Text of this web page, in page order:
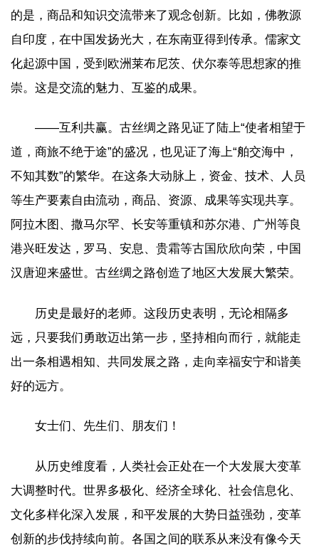
的是，商品和知识交流带来了观念创新。比如，佛教源
自印度，在中国发扬光大，在东南亚得到传承。儒家文
化起源中国，受到欧洲莱布尼茨、伏尔泰等思想家的推
崇。这是交流的魅力、互鉴的成果。
——互利共赢。古丝绸之路见证了陆上“使者相望于
道，商旅不绝于途”的盛况，也见证了海上“舶交海中，
不知其数”的繁华。在这条大动脉上，资金、技术、人员
等生产要素自由流动，商品、资源、成果等实现共享。
阿拉木图、撒马尔罕、长安等重镇和苏尔港、广州等良
港兴旺发达，罗马、安息、贵霜等古国欣欣向荣，中国
汉唐迎来盛世。古丝绸之路创造了地区大发展大繁荣。
历史是最好的老师。这段历史表明，无论相隔多
远，只要我们勇敢迈出第一步，坚持相向而行，就能走
出一条相遇相知、共同发展之路，走向幸福安宁和谐美
好的远方。
女士们、先生们、朋友们！
从历史维度看，人类社会正处在一个大发展大变革
大调整时代。世界多极化、经济全球化、社会信息化、
文化多样化深入发展，和平发展的大势日益强劲，变革
创新的步伐持续向前。各国之间的联系从来没有像今天